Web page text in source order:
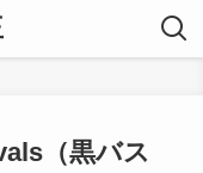
（黒バス